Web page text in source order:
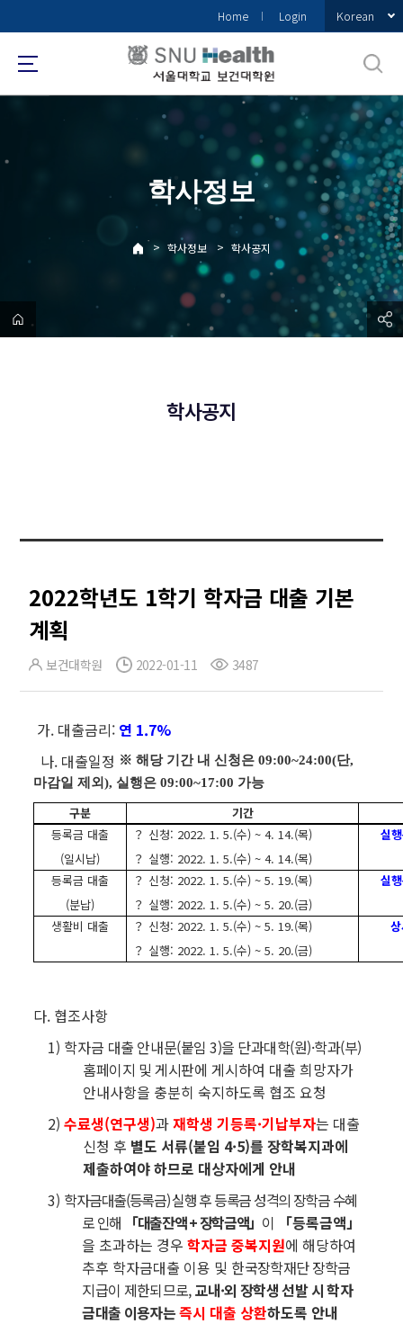
로
메
Home Login Korean
학사정보
> 학사정보 > 학사공지
학사공지
2022학년도 1학기 학자금 대출 기본
계획
보건대학원 2022-01-11 3487
가. 대출금리: 연 1.7%
나. 대출일정 ※ 해당 기간 내 신청은 09:00~24:00(단,
마감일 제외), 실행은 09:00~17:00 가능
구분
기간
등록금 대출
(일시납)
？ 신청: 2022. 1. 5.(수) ~ 4. 14.(목)
？ 실행: 2022. 1. 5.(수) ~ 4. 14.(목)
실
등록금 대출
(분납)
？ 신청: 2022. 1. 5.(수) ~ 5. 19.(목)
？ 실행: 2022. 1. 5.(수) ~ 5. 20.(금)
실
생활비 대출
？ 신청: 2022. 1. 5.(수) ~ 5. 19.(목)
？ 실행: 2022. 1. 5.(수) ~ 5. 20.(금)
다. 협조사항
1) 학자금 대출 안내문(붙임 3)을 단과대학(원)·학과(부)
홈페이지 및 게시판에 게시하여 대출 희망자가
안내사항을 충분히 숙지하도록 협조 요청
2)수료생(연구생)과재학생 기등록·기납부자는 대출
신청 후 별도 서류(붙임 4·5)를 장학복지과에
제출하여야 하므로 대상자에게 안내
3) 학자금대출(등록금) 실행 후 등록금 성격의 장학금 수혜
로 인해 「대출잔액 + 장학금액」 이
「등록금액」
을 초과하는 경우학자금 중복지원에 해당하여
추후 학자금대출 이용 및 한국장학재단 장학금
지급이 제한되므로,교내·외 장학생 선발 시 학자
금대출 이용자는즉시 대출 상환하도록 안내